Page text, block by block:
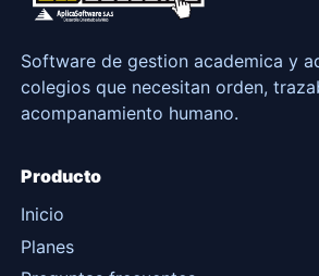
Software de gestion academica y
colegios que necesitan orden,
acompanamiento humano.
Producto
Inicio
Planes